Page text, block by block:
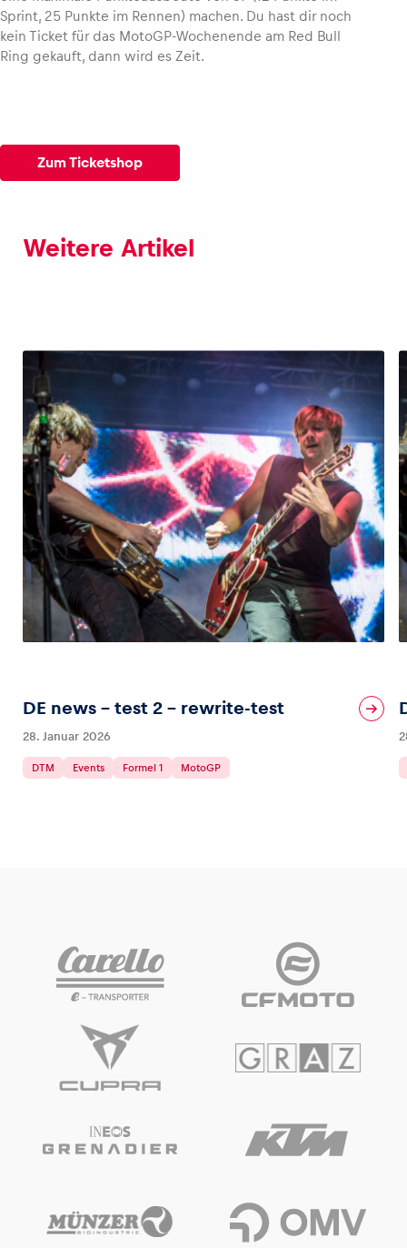
Sprint, 25 Punkte im Rennen) machen. Du hast dir noch
kein Ticket für das MotoGP-Wochenende am Red Bull
Ring gekauft, dann wird es Zeit.
Zum Ticketshop
Weitere Artikel
DE news – test 2 – rewrite-test
28. Januar 2026
DTM Events Formel 1 MotoGP